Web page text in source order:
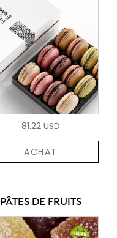
81.22 USD
ACHAT
PÂTES DE FRUITS